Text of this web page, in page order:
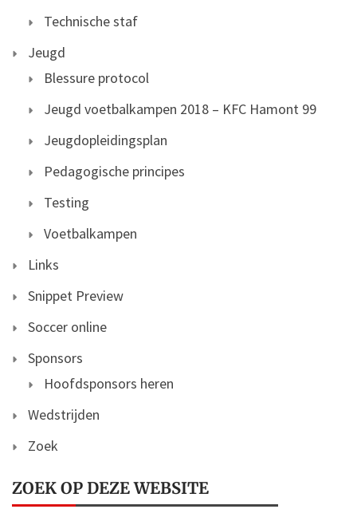
Technische staf
Jeugd
Blessure protocol
Jeugd voetbalkampen 2018 – KFC Hamont 99
Jeugdopleidingsplan
Pedagogische principes
Testing
Voetbalkampen
Links
Snippet Preview
Soccer online
Sponsors
Hoofdsponsors heren
Wedstrijden
Zoek
ZOEK OP DEZE WEBSITE